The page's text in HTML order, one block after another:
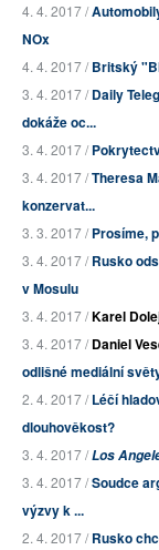
4. 4. 2017 /
NOx
4. 4. 2017 /Britský
3. 4. 2017 /Daily
dokáže oc...
3. 4. 2017 /
3. 4. 2017 /Theresa
konzervat...
3. 3. 2017 /Prosíme,
3. 4. 2017 /Rusko
v Mosulu
3. 4. 2017 /Karel
3. 4. 2017 /Daniel
odlišné mediální
2. 4. 2017 /Léčí
dlouhověkost?
3. 4. 2017 /Los
3. 4. 2017 /Soudce
výzvy k ...
2. 4. 2017 /Rusko